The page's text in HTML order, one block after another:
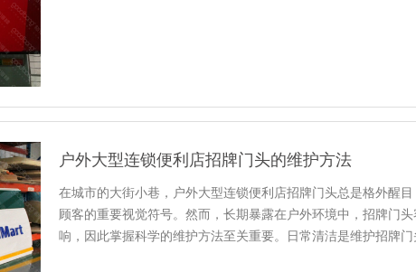
户外大型连锁便利店招牌门头的维护方法
在城市的大街小巷，户外大型连锁便利店招牌门头总是格外醒目
顾客的重要视觉符号。然而，长期暴露在户外环境中，招牌门
响，因此掌握科学的维护方法至关重要。日常清洁是维护招牌